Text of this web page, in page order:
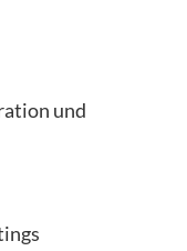
und